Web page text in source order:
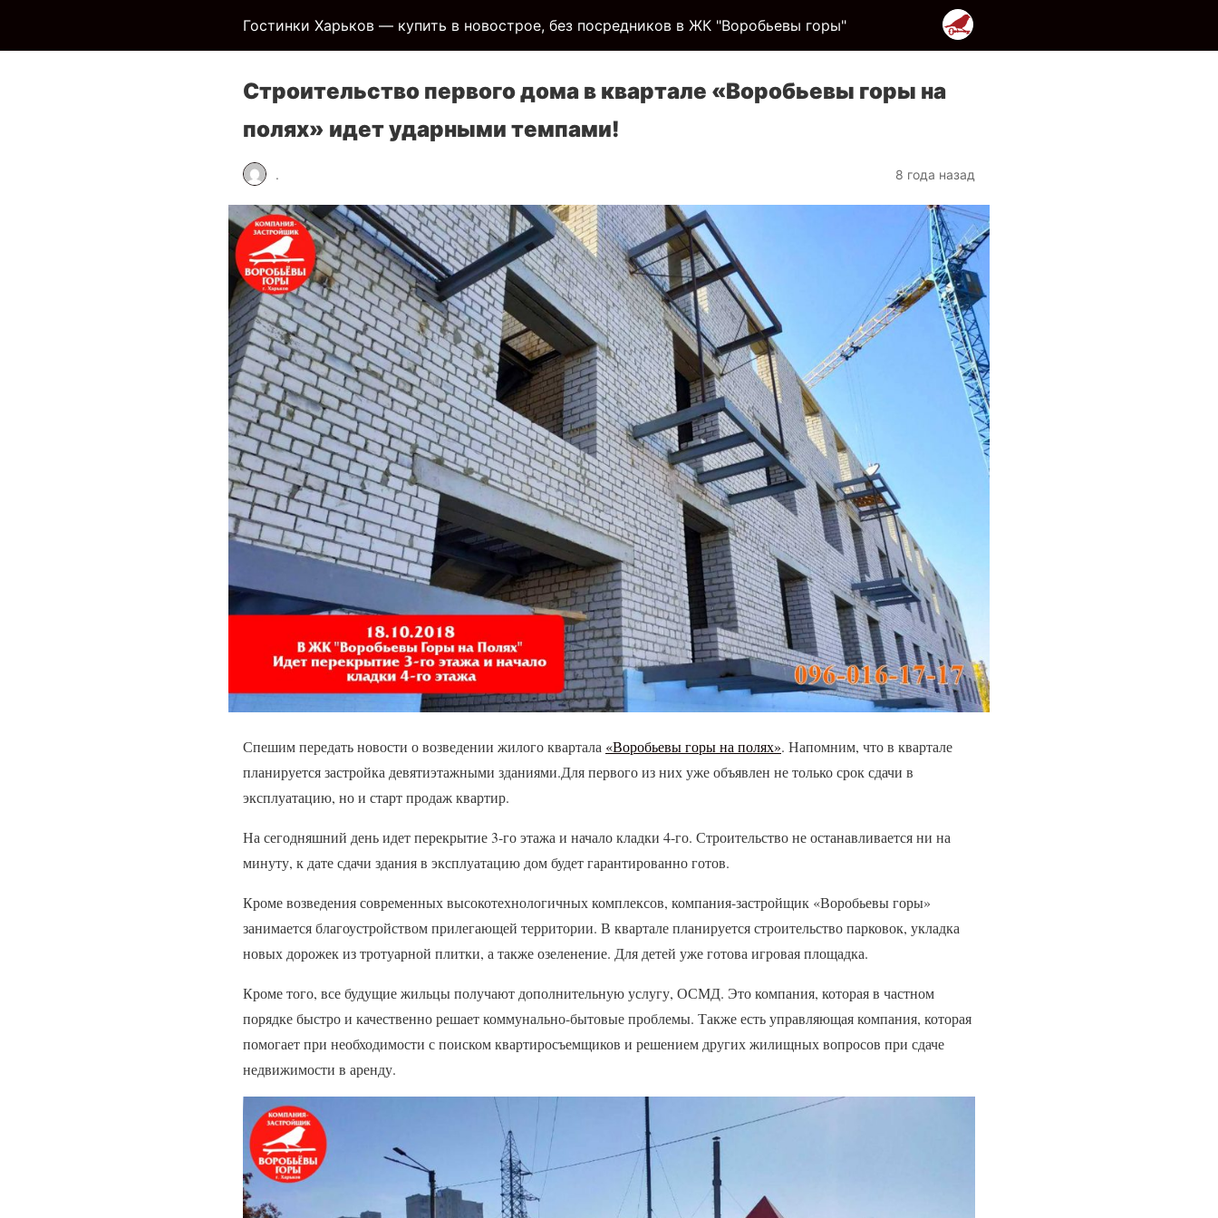
Гостинки Харьков — купить в новострое, без посредников в ЖК "Воробьевы горы"
Строительство первого дома в квартале «Воробьевы горы на
полях» идет ударными темпами!
. 8 года назад
Спешим передать новости о возведении жилого квартала «Воробьевы горы на полях». Напомним, чтов квартале
планируется застройка девятиэтажными зданиями.Для первого из них уже объявлен не только срок сдачи в
эксплуатацию, но и старт продаж квартир.
На сегодняшний день идет перекрытие 3-го этажа и начало кладки 4-го. Строительство не останавливается ни на
минуту, к дате сдачи здания в эксплуатацию дом будет гарантированно готов.
Кроме возведения современных высокотехнологичных комплексов, компания-застройщик «Воробьевы горы»
занимается благоустройством прилегающей территории. В квартале планируется строительство парковок, укладка
новых дорожек из тротуарной плитки, а также озеленение. Для детей уже готова игровая площадка.
Кроме того, все будущие жильцы получают дополнительную услугу, ОСМД. Это компания, которая в частном
порядке быстро и качественно решает коммунально-бытовые проблемы. Также есть управляющая компания, которая
помогает при необходимости с поиском квартиросъемщиков и решением других жилищных вопросов при сдаче
недвижимости в аренду.